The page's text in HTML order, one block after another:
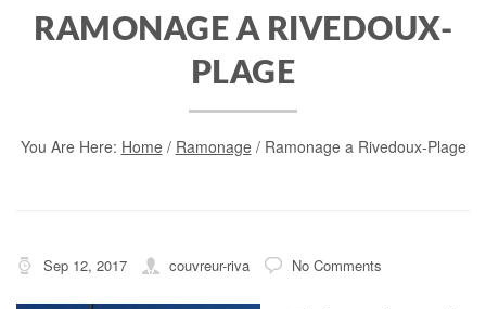
RAMONAGE A RIVEDOUX-
PLAGE
You Are Here: Home/ Ramonage/ Ramonage a Rivedoux-Plage
Sep 12, 2017 couvreur-riva No Comments